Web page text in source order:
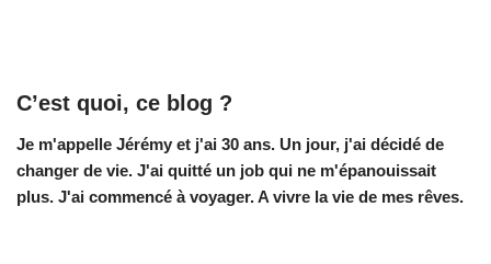
C’est quoi, ce blog ?
Je m'appelle Jérémy et j'ai 30 ans. Un jour, j'ai décidé de
changer de vie. J'ai quitté un job qui ne m'épanouissait
plus. J'ai commencé à voyager. A vivre la vie de mes rêves.